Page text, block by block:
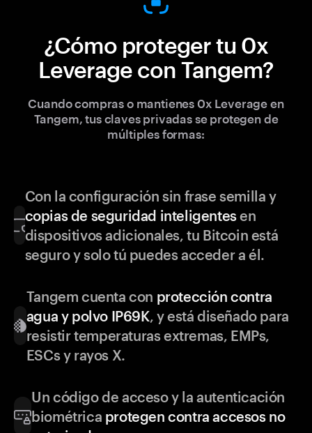
¿Cómo proteger tu 0x
Leverage con Tangem?
Cuando compras o mantienes 0x Leverage en
Tangem, tus claves privadas se protegen de
múltiples formas:
Con la configuración sin frase semilla y
copias de seguridad inteligentesen
dispositivos adicionales, tu Bitcoin está
seguro y solo tú puedes acceder a él.
Tangem cuenta con protección contra
agua y polvo IP69K, y está diseñado para
resistir temperaturas extremas, EMPs,
ESCs y rayos X.
Un código de acceso y la autenticación
biométrica protegen contra accesos no